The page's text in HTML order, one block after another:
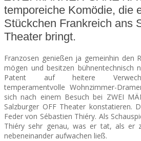
THE
CHEAP
SEATS
temporeiche Komödie, die
Stückchen Frankreich ans
Theater bringt.
Franzosen genießen ja gemeinhin den
mögen und besitzen bühnentechnisch
Patent auf heitere
temperamentvolle Wohnzimmer-
sich nach einem Besuch bei ZWEI
Salzburger OFF Theater konstatieren.
Feder von Sébastien Thiéry. Als
Thiéry sehr genau, was er tat, als er
nebeneinander aufwachen ließ.